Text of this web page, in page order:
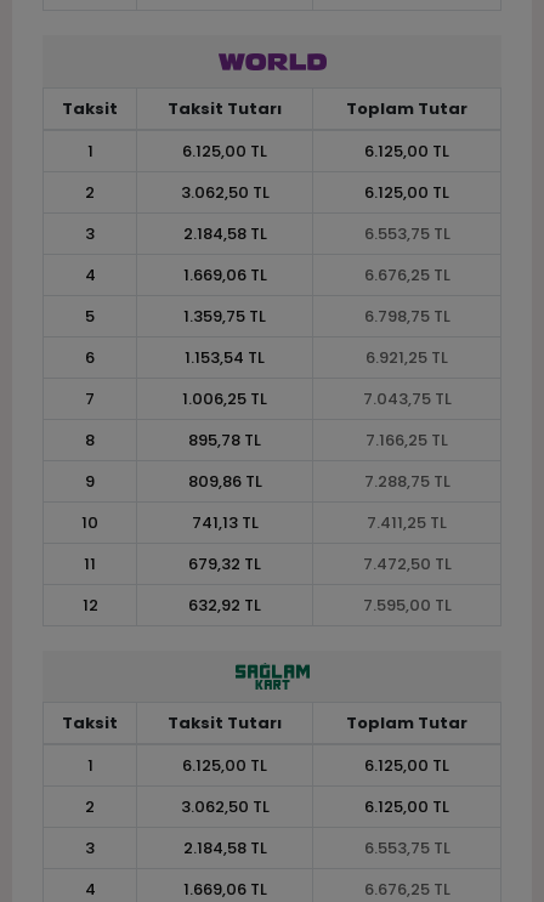
Taksit Taksit Tutarı
Toplam Tutar
1
6.125,00 TL
6.125,00 TL
2
3.062,50 TL
6.125,00 TL
3
2.184,58 TL
6.553,75 TL
4
1.669,06 TL
6.676,25 TL
5
1.359,75 TL
6.798,75 TL
6
1.153,54 TL
6.921,25 TL
7
1.006,25 TL
7.043,75 TL
8
895,78 TL
7.166,25 TL
9
809,86 TL
7.288,75 TL
10
741,13 TL
7.411,25 TL
11
679,32 TL
7.472,50 TL
12
632,92 TL 7.595,00 TL
Taksit Taksit Tutarı
Toplam Tutar
1
6.125,00 TL
6.125,00 TL
2
3.062,50 TL
6.125,00 TL
3
2.184,58 TL
6.553,75 TL
4
1.669,06 TL
6.676,25 TL